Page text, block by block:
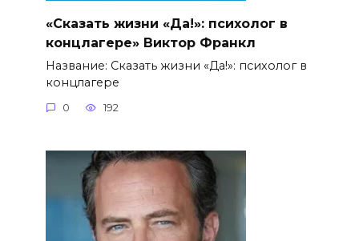
«Сказать жизни «Да!»: психолог в
концлагере» Виктор Франкл
Название: Сказать жизни «Да!»: психолог в
концлагере
0 192